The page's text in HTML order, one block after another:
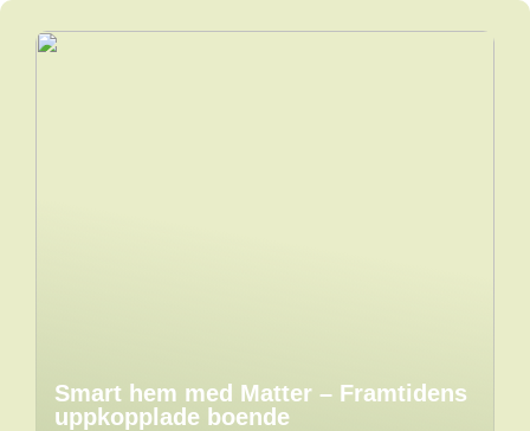
Smart hem med Matter – Framtidens
uppkopplade boende